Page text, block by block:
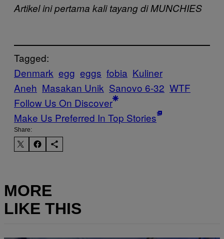
Artikel ini pertama kali tayang di MUNCHIES
Tagged:
Denmark egg eggs fobia Kuliner
Aneh Masakan Unik Sanovo 6-32 WTF
Follow Us On Discover
Make Us Preferred In Top Stories
Share:
MORE
LIKE THIS